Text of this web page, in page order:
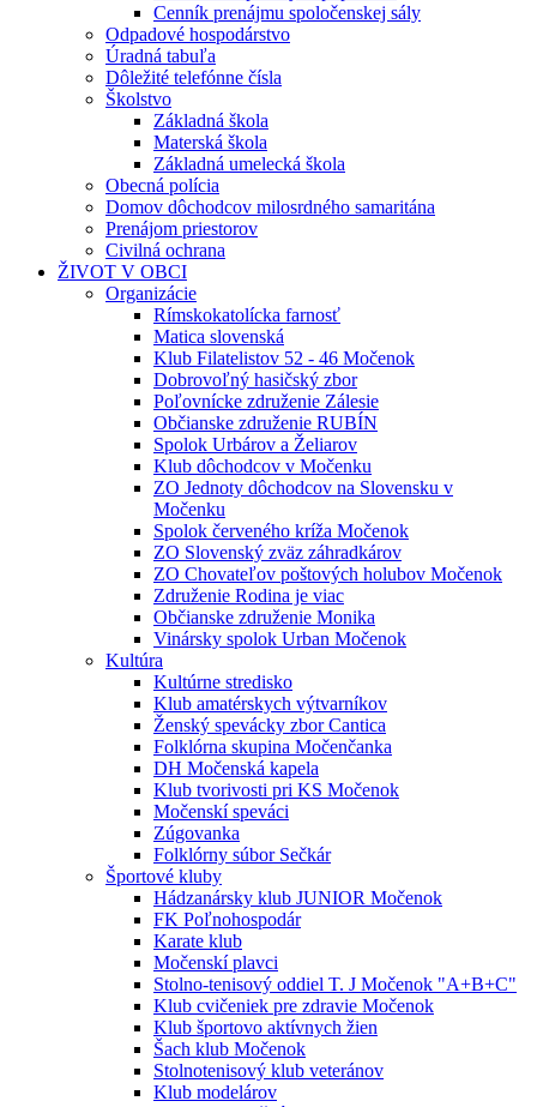
Cenník prenájmu spoločenskej sály
Odpadové hospodárstvo
Úradná tabuľa
Dôležité telefónne čísla
Školstvo
Základná škola
Materská škola
Základná umelecká škola
Obecná polícia
Domov dôchodcov milosrdného samaritána
Prenájom priestorov
Civilná ochrana
ŽIVOT V OBCI
Organizácie
Rímskokatolícka farnosť
Matica slovenská
Klub Filatelistov 52 - 46 Močenok
Dobrovoľný hasičský zbor
Poľovnícke združenie Zálesie
Občianske združenie RUBÍN
Spolok Urbárov a Želiarov
Klub dôchodcov v Močenku
ZO Jednoty dôchodcov na Slovensku v
Močenku
Spolok červeného kríža Močenok
ZO Slovenský zväz záhradkárov
ZO Chovateľov poštových holubov Močenok
Združenie Rodina je viac
Občianske združenie Monika
Vinársky spolok Urban Močenok
Kultúra
Kultúrne stredisko
Klub amatérskych výtvarníkov
Ženský spevácky zbor Cantica
Folklórna skupina Močenčanka
DH Močenská kapela
Klub tvorivosti pri KS Močenok
Močenskí speváci
Zúgovanka
Folklórny súbor Sečkár
Športové kluby
Hádzanársky klub JUNIOR Močenok
FK Poľnohospodár
Karate klub
Močenskí plavci
Stolno-tenisový oddiel T. J Močenok "A+B+C"
Klub cvičeniek pre zdravie Močenok
Klub športovo aktívnych žien
Šach klub Močenok
Stolnotenisový klub veteránov
Klub modelárov